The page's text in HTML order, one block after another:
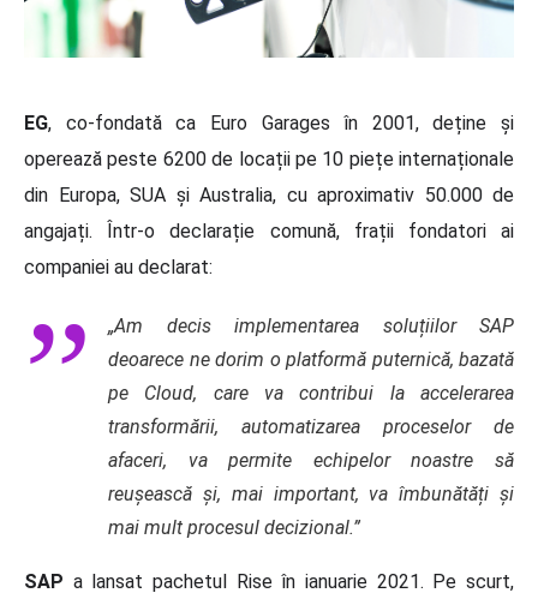
EG, co-fondată ca Euro Garages în 2001, deține și
operează peste 6200 de locații pe 10 piețe internaționale
din Europa, SUA și Australia, cu aproximativ 50.000 de
angajați. Într-o declarație comună, frații fondatori ai
companiei au declarat:
„Am decis implementarea soluțiilor SAP
deoarece ne dorim o platformă puternică, bazată
pe Cloud, care va contribui la accelerarea
transformării, automatizarea proceselor de
afaceri, va permite echipelor noastre să
reușească și, mai important, va îmbunătăți și
mai mult procesul decizional.”
SAP a lansat pachetul Rise în ianuarie 2021. Pe scurt,